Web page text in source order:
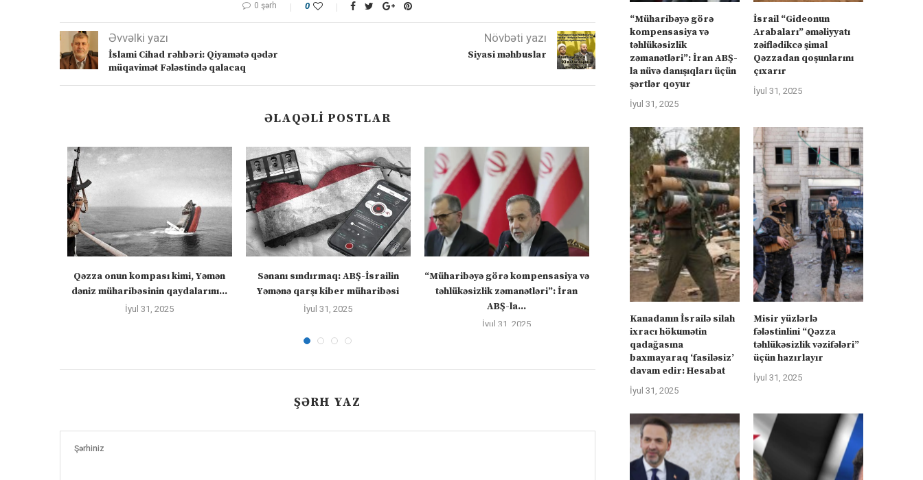
0 şərh 0
Əvvəlki yazı
İslami Cihad rəhbəri: Qiyamətə qədər
müqavimət Fələstində qalacaq
Növbəti yazı
Siyasi məhbuslar
ƏLAQƏLI POSTLAR
Qəzza onun kompası kimi, Yəmən
dəniz müharibəsinin qaydalarını...
İyul 31, 2025
Sənanı sındırmaq: ABŞ-İsrailin
Yəmənə qarşı kiber müharibəsi
İyul 31, 2025
“Müharibəyə görə kompensasiya və
təhlükəsizlik zəmanətləri”: İran
ABŞ-la...
İyul 31, 2025
İsrail “Gideonun Arabaları”
əməliyyatı zəiflədikcə şimal
İyul 31, 2025
Kanadanın İsrailə silah
hökumətin qadağasına
ŞƏRH YAZ
“Müharibəyə görə
kompensasiya və
təhlükəsizlik
zəmanətləri”: İran ABŞ-
la nüvə danışıqları üçün
şərtlər qoyur
İyul 31, 2025
İsrail “Gideonun
Arabaları” əməliyyatı
zəiflədikcə şimal
Qəzzadan qoşunlarını
çıxarır
İyul 31, 2025
Kanadanın İsrailə silah
ixracı hökumətin
qadağasına
baxmayaraq ‘fasiləsiz’
davam edir: Hesabat
İyul 31, 2025
Misir yüzlərlə
fələstinlini “Qəzza
təhlükəsizlik vəzifələri”
üçün hazırlayır
İyul 31, 2025